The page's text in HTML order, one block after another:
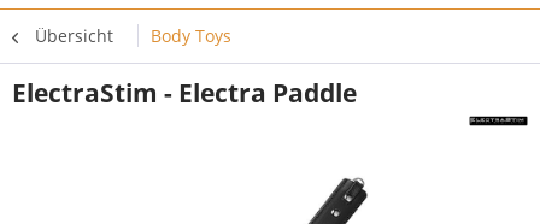
Übersicht Body Toys
ElectraStim - Electra Paddle